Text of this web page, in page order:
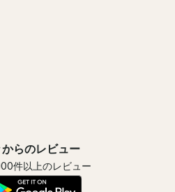
らのレビュー
件以上のレビュー